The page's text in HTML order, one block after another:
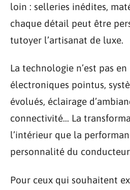
loin : selleries inédites,
chaque détail peut être
tutoyer l’artisanat de luxe.
La technologie n’est pas
électroniques pointus,
évolués, éclairage
connectivité… La
l’intérieur que la
personnalité du
Pour ceux qui souhaitent